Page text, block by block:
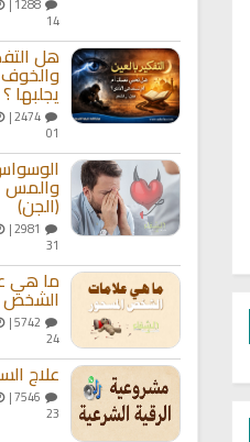
14
هل
يجلبها ؟
01
والمس
(الجن)
31
ما هي
الشخص
24
علاج
23